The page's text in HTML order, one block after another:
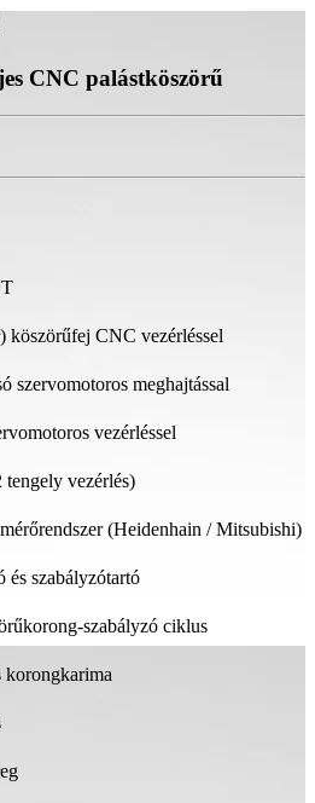
CNC palástköszörű
köszörűfej CNC vezérléssel
szervomotoros meghajtással
vezérléssel
vezérlés)
(Heidenhain / Mitsubishi)
és szabályzótartó
szabályzó ciklus
korongkarima